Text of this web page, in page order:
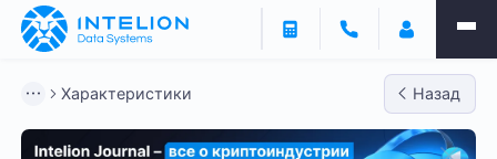
Характеристики Назад